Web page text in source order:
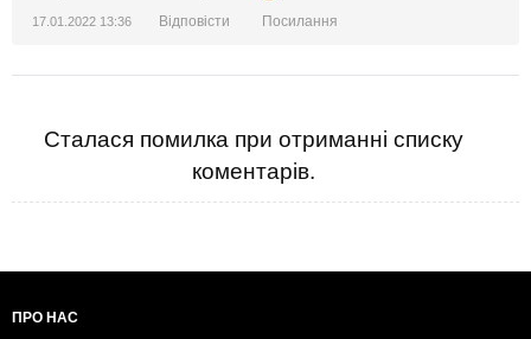
17.01.2022 13:36 Відповісти Посилання
Сталася помилка при отриманні списку
коментарів.
ПРО НАС